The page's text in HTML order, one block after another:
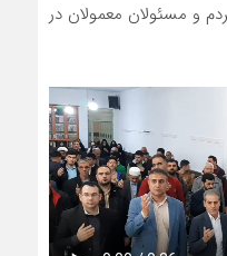
و مسئولان معمولان در